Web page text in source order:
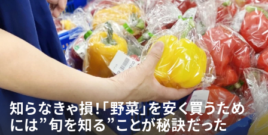
知らなきゃ損！「野菜」を安く買うため
には”旬を知る”ことが秘訣だった